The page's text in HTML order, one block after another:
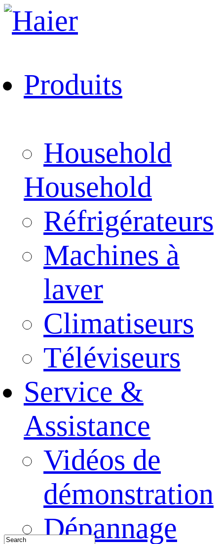
Produits
Household
Household
Réfrigérateurs
Machines à
laver
Climatiseurs
Téléviseurs
Service &
Assistance
Vidéos de
démonstration
Dépannage